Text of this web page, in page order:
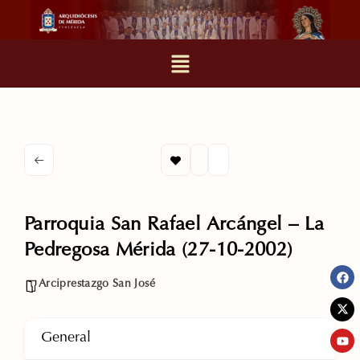
Parroquia San Rafael Arcángel – La
Pedregosa Mérida (27-10-2002)
Arciprestazgo San José
General